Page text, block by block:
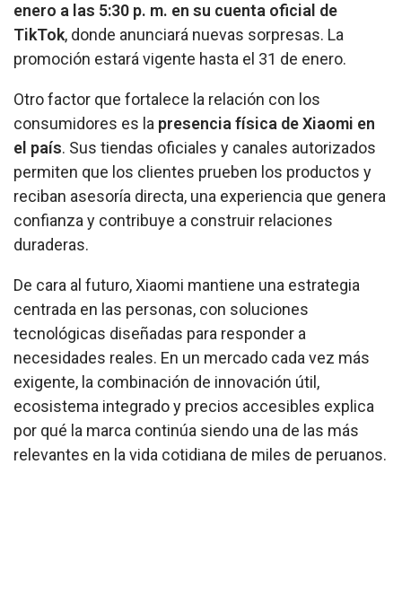
enero a las 5:30 p. m. en su cuenta oficial de
TikTok, donde anunciará nuevas sorpresas. La
promoción estará vigente hasta el 31 de enero.
Otro factor que fortalece la relación con los
consumidores es la presencia física de Xiaomi en
el país. Sus tiendas oficiales y canales autorizados
permiten que los clientes prueben los productos y
reciban asesoría directa, una experiencia que genera
confianza y contribuye a construir relaciones
duraderas.
De cara al futuro, Xiaomi mantiene una estrategia
centrada en las personas, con soluciones
tecnológicas diseñadas para responder a
necesidades reales. En un mercado cada vez más
exigente, la combinación de innovación útil,
ecosistema integrado y precios accesibles explica
por qué la marca continúa siendo una de las más
relevantes en la vida cotidiana de miles de peruanos.